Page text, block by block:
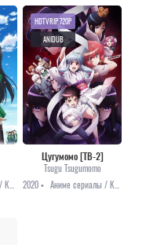
Цугумомо [ТВ-2]
Tsugu Tsugumomo
2020 •
HDTVRIP 720P
ANIDUB